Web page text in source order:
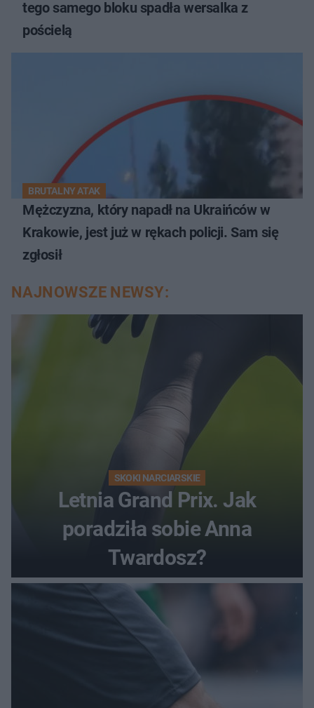
tego samego bloku spadła wersalka z
pościelą
BRUTALNY ATAK
Mężczyzna, który napadł na Ukraińców w
Krakowie, jest już w rękach policji. Sam się
zgłosił
NAJNOWSZE NEWSY:
SKOKI NARCIARSKIE
Letnia Grand Prix. Jak
poradziła sobie Anna
Twardosz?